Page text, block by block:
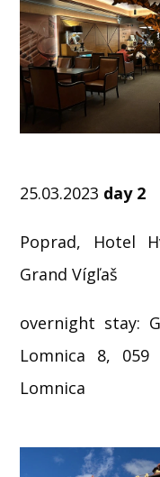
25.03.2023 day 2
Poprad, Hotel
Grand Vígľaš
overnight stay:
Lomnica 8, 059
Lomnica